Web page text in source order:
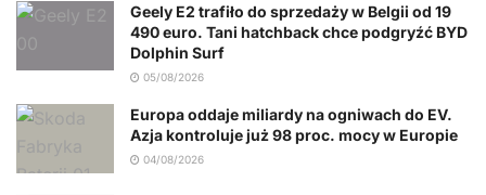
Geely E2 trafiło do sprzedaży w Belgii od 19
490 euro. Tani hatchback chce podgryźć BYD
Dolphin Surf
05/08/2026
Europa oddaje miliardy na ogniwach do EV.
Azja kontroluje już 98 proc. mocy w Europie
04/08/2026